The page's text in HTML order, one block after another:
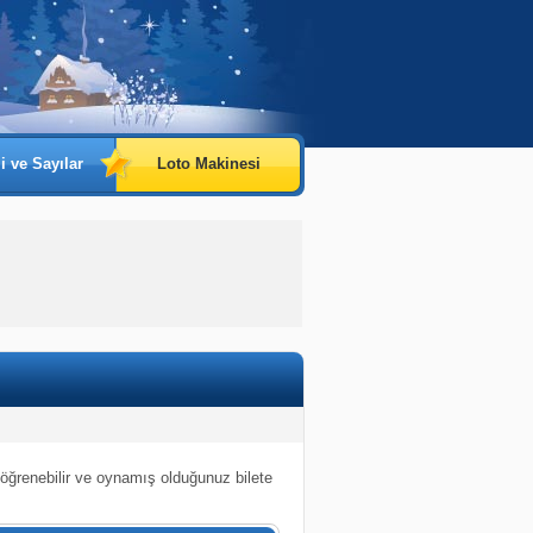
ve Sayılar Loto Makinesi
ve oynamış olduğunuz bilete